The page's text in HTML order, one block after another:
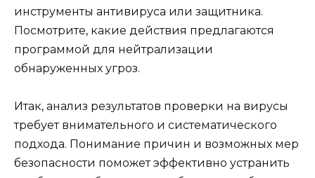
инструменты антивируса или защитника.
Посмотрите, какие действия предлагаются
программой для нейтрализации
обнаруженных угроз.
Итак, анализ результатов проверки на вирусы
требует внимательного и систематического
подхода. Понимание причин и возможных мер
безопасности поможет эффективно устранить